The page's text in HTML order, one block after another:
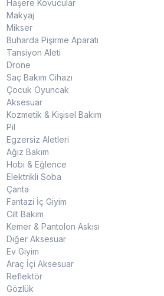
Haşere Kovucular
Makyaj
Mikser
Buharda Pişirme Aparatı
Tansiyon Aleti
Drone
Saç Bakım Cihazı
Çocuk Oyuncak
Aksesuar
Kozmetik & Kişisel Bakım
Pil
Egzersiz Aletleri
Ağız Bakım
Hobi & Eğlence
Elektrikli Soba
Çanta
Fantazi İç Giyim
Cilt Bakım
Kemer & Pantolon Askısı
Diğer Aksesuar
Ev Giyim
Araç İçi Aksesuar
Reflektör
Gözlük